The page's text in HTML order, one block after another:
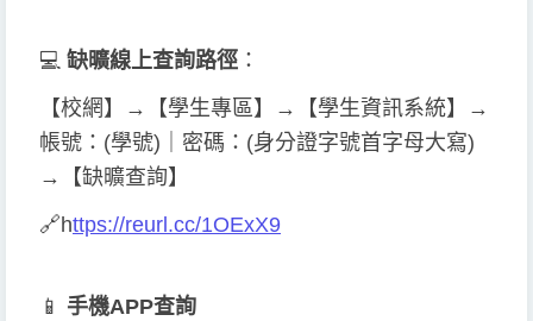
💻 缺曠線上查詢路徑 ：
【校網】→【學生專區】→【學生資訊系統】→
帳號：(學號)｜密碼：(身分證字號首字母大寫)
→【缺曠查詢】
🔗https://reurl.cc/1OExX9
📱 手機APP查詢